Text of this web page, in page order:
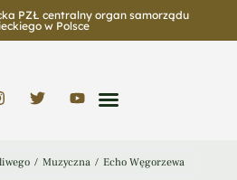
PZŁ centralny organ samorządu
w Polsce
/ Muzyczna / Echo Węgorzewa